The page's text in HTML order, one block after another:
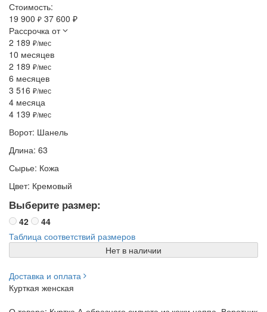
Стоимость:
19 900 ₽ 37 600 ₽
Рассрочка от
2 189 ₽/мес
10 месяцев
2 189 ₽/мес
6 месяцев
3 516 ₽/мес
4 месяца
4 139 ₽/мес
Ворот: Шанель
Длина: 63
Сырье: Кожа
Цвет: Кремовый
Выберите размер:
42
44
Таблица соответствий размеров
Нет в наличии
Доставка и оплата
Курткая женская